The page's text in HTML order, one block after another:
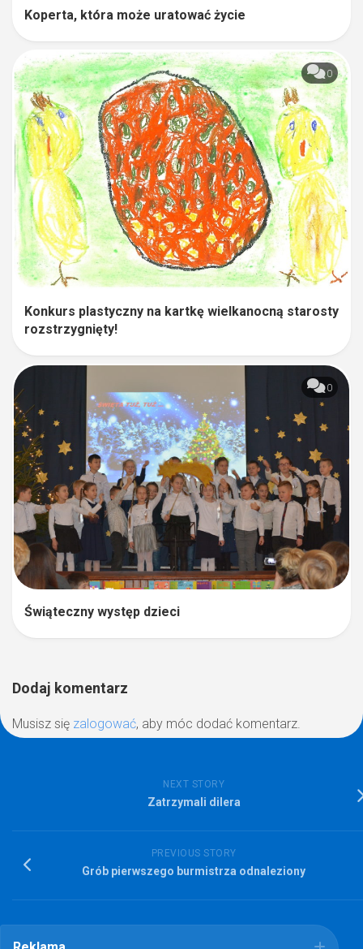
Koperta, która może uratować życie
0
Konkurs plastyczny na kartkę wielkanocną starosty
rozstrzygnięty!
0
Świąteczny występ dzieci
Dodaj komentarz
Musisz się zalogować, aby móc dodać komentarz.
NEXT STORY
Zatrzymali dilera
PREVIOUS STORY
Grób pierwszego burmistrza odnaleziony